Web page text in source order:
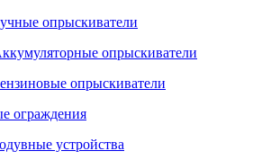
опрыскиватели
опрыскиватели
опрыскиватели
ограждения
устройства